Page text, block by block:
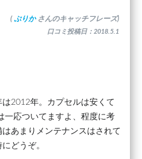
( ぷりか さんのキャッチフレーズ)
口コミ投稿日：2018.5.1
2012年。カプセルは安くて
一応ついてますよ、程度に考
あまりメンテナンスはされて
どうぞ。